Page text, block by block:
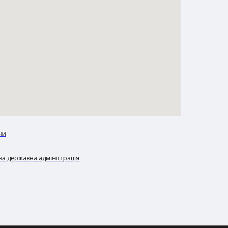
державна адміністрація